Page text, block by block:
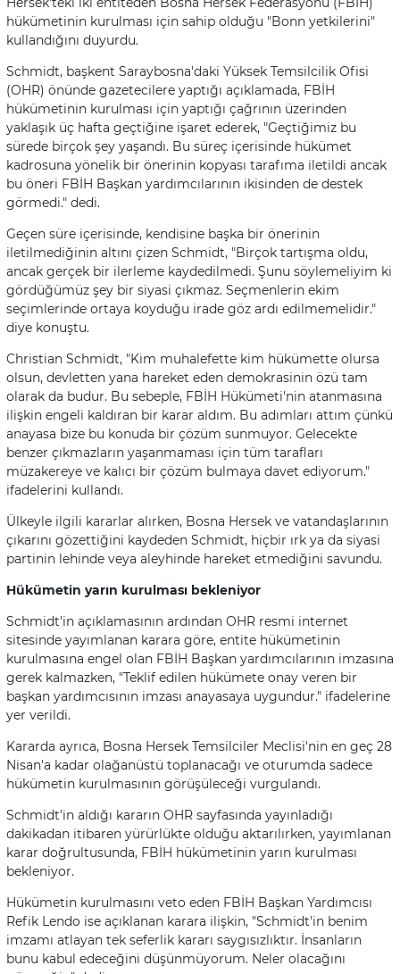
hükümetinin kurulması için sahip olduğu "Bonn yetkilerini"
kullandığını duyurdu.
Schmidt, başkent Saraybosna'daki Yüksek Temsilcilik Ofisi
(OHR) önünde gazetecilere yaptığı açıklamada, FBİH
hükümetinin kurulması için yaptığı çağrının üzerinden
yaklaşık üç hafta geçtiğine işaret ederek, "Geçtiğimiz bu
sürede birçok şey yaşandı. Bu süreç içerisinde hükümet
kadrosuna yönelik bir önerinin kopyası tarafıma iletildi ancak
bu öneri FBİH Başkan yardımcılarının ikisinden de destek
görmedi." dedi.
Geçen süre içerisinde, kendisine başka bir önerinin
iletilmediğinin altını çizen Schmidt, "Birçok tartışma oldu,
ancak gerçek bir ilerleme kaydedilmedi. Şunu söylemeliyim ki
gördüğümüz şey bir siyasi çıkmaz. Seçmenlerin ekim
seçimlerinde ortaya koyduğu irade göz ardı edilmemelidir."
diye konuştu.
Christian Schmidt, "Kim muhalefette kim hükümette olursa
olsun, devletten yana hareket eden demokrasinin özü tam
olarak da budur. Bu sebeple, FBİH Hükümeti'nin atanmasına
ilişkin engeli kaldıran bir karar aldım. Bu adımları attım çünkü
anayasa bize bu konuda bir çözüm sunmuyor. Gelecekte
benzer çıkmazların yaşanmaması için tüm tarafları
müzakereye ve kalıcı bir çözüm bulmaya davet ediyorum."
ifadelerini kullandı.
Ülkeyle ilgili kararlar alırken, Bosna Hersek ve vatandaşlarının
çıkarını gözettiğini kaydeden Schmidt, hiçbir ırk ya da siyasi
partinin lehinde veya aleyhinde hareket etmediğini savundu.
Hükümetin yarın kurulması bekleniyor
Schmidt'in açıklamasının ardından OHR resmi internet
sitesinde yayımlanan karara göre, entite hükümetinin
kurulmasına engel olan FBİH Başkan yardımcılarının imzasına
gerek kalmazken, "Teklif edilen hükümete onay veren bir
başkan yardımcısının imzası anayasaya uygundur." ifadelerine
yer verildi.
Kararda ayrıca, Bosna Hersek Temsilciler Meclisi'nin en geç 28
Nisan'a kadar olağanüstü toplanacağı ve oturumda sadece
hükümetin kurulmasının görüşüleceği vurgulandı.
Schmidt'in aldığı kararın OHR sayfasında yayınladığı
dakikadan itibaren yürürlükte olduğu aktarılırken, yayımlanan
karar doğrultusunda, FBİH hükümetinin yarın kurulması
bekleniyor.
Hükümetin kurulmasını veto eden FBİH Başkan Yardımcısı
Refik Lendo ise açıklanan karara ilişkin, "Schmidt'in benim
imzamı atlayan tek seferlik kararı saygısızlıktır. İnsanların
bunu kabul edeceğini düşünmüyorum. Neler olacağını